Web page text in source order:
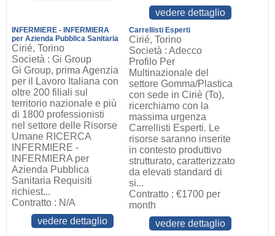
vedere dettaglio
INFERMIERE - INFERMIERA
per Azienda Pubblica Sanitaria
Cirié, Torino
Società : Gi Group
Gi Group, prima Agenzia
per il Lavoro Italiana con
oltre 200 filiali sul
territorio nazionale e più
di 1800 professionisti
nel settore delle Risorse
Umane RICERCA
INFERMIERE -
INFERMIERA per
Azienda Pubblica
Sanitaria Requisiti
richiest...
Contratto : N/A
vedere dettaglio
Carrellisti Esperti
Cirié, Torino
Società : Adecco
Profilo Per
Multinazionale del
settore Gomma/Plastica
con sede in Ciriè (To),
ricerchiamo con la
massima urgenza
Carrellisti Esperti. Le
risorse saranno inserite
in contesto produttivo
strutturato, caratterizzato
da elevati standard di
si...
Contratto : €1700 per
month
vedere dettaglio